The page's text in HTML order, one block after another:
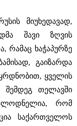
მიუხედავად,
შავი ზღვის
რამაც ხაჭაპურზე
გაიზარდა
ყველის
შემდეგ თელავში
რომ
საქართველოს